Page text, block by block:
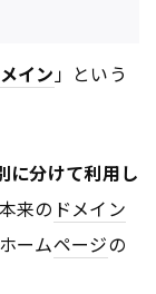
イン」という
に分けて利用し
来の ドメイン
ームページの